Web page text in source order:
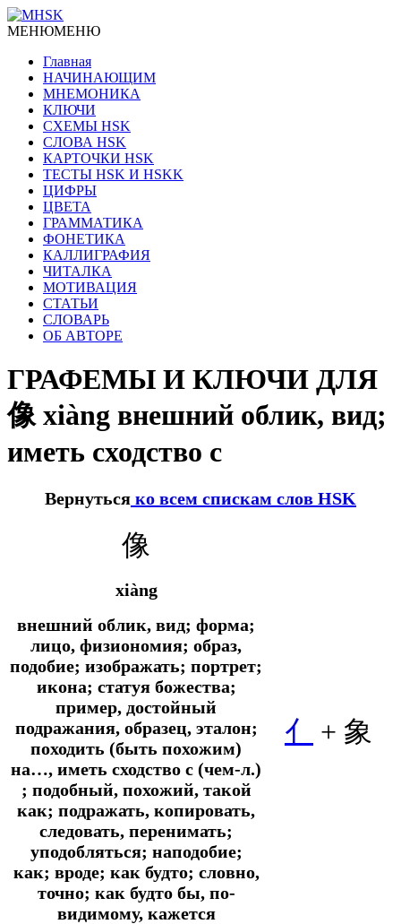
МЕНЮМЕНЮ
Главная
НАЧИНАЮЩИМ
МНЕМОНИКА
КЛЮЧИ
СХЕМЫ HSK
СЛОВА HSK
КАРТОЧКИ HSK
ТЕСТЫ HSK И HSKK
ЦИФРЫ
ЦВЕТА
ГРАММАТИКА
ФОНЕТИКА
КАЛЛИГРАФИЯ
ЧИТАЛКА
МОТИВАЦИЯ
СТАТЬИ
СЛОВАРЬ
ОБ АВТОРЕ
ГРАФЕМЫ И КЛЮЧИ ДЛЯ
像 xiàng внешний облик, вид;
иметь сходство с
Вернуться ко всем спискам слов HSK
像
xiàng
внешний облик, вид; форма;
лицо, физиономия; образ,
подобие; изображать; портрет;
икона; статуя божества;
пример, достойный
подражания, образец, эталон;
походить (быть похожим)
на…, иметь сходство с (чем-л.)
; подобный, похожий, такой
как; подражать, копировать,
следовать, перенимать;
уподобляться; наподобие;
как; вроде; как будто; словно,
точно; как будто бы, по-
видимому, кажется
亻 + 象